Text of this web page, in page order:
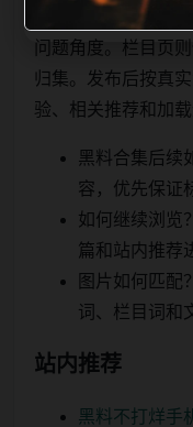
和重复首段，优先
问题角度。栏目页
归集。发布后按真
验、相关推荐和加载
黑料合集后续
容，优先保证
如何继续浏览
篇和站内推荐
图片如何匹配
词、栏目词和
站内推荐
黑料不打烊手